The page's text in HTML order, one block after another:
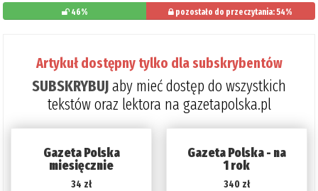
46% pozostało do przeczytania: 54%
Artykuł dostępny tylko dla subskrybentów
SUBSKRYBUJaby mieć dostęp do wszystkich
tekstów oraz lektora na gazetapolska.pl
Gazeta Polska
miesięcznie
34 zł
Gazeta Polska - na
1 rok
340 zł